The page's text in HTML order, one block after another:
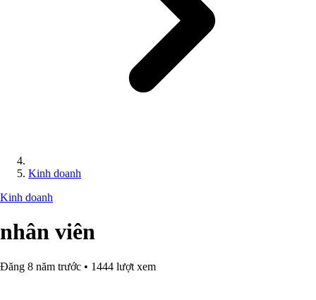
Kinh doanh
Kinh doanh
nhân viên
Đăng 8 năm trước • 1444 lượt xem